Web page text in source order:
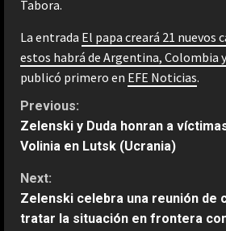
Tabora.
La entrada El papa creará 21 nuevos
estos habrá de Argentina, Colombia
publicó primero en EFE Noticias.
C
o
n
t
Previous:
Zelenski y Duda honran a
Volinia en Lutsk (Ucrania)
Next:
Zelenski celebra una reunión de
tratar la situación en frontera